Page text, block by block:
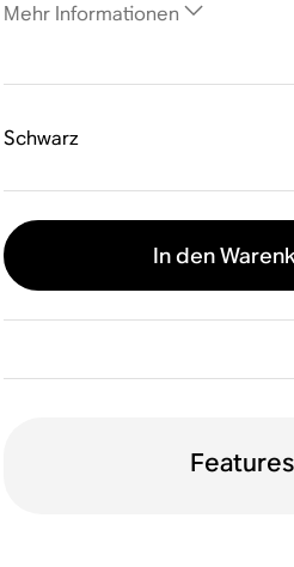
Mehr Informationen
Schwarz
In den
Features